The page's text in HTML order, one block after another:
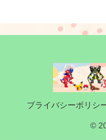
プライバシーポリシ
©